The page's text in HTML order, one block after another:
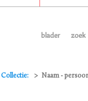
blader zoek
Collectie: Naam -